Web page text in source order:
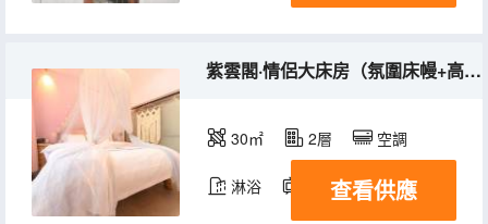
紫雲閣·情侶大床房（氛圍床幔+高清影視+乾濕分離）
30㎡ 2層 空調
淋浴 電視機
查看供應